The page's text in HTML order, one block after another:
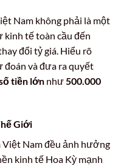
Nam không phải là một
kinh tế toàn cầu đến
đổi tỷ giá. Hiểu rõ
đoán và đưa ra quyết
tiền lớn như500.000
Giới
Việt Nam đều ảnh hưởng
kinh tế Hoa Kỳ mạnh